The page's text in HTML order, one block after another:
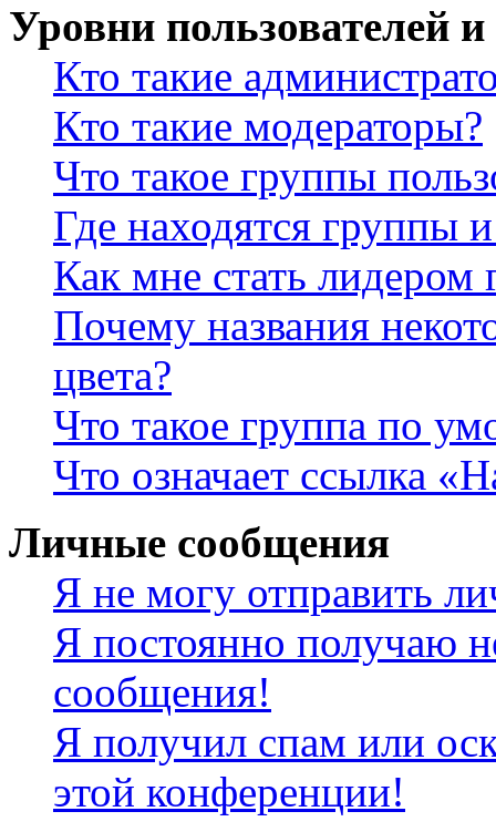
Уровни пользователей
Кто такие
Кто такие модераторы?
Что такое группы
Где находятся группы
Как мне стать лидером
Почему названия
цвета?
Что такое группа по
Что означает ссылка
Личные сообщения
Я не могу отправить
Я постоянно получаю
сообщения!
Я получил спам или
этой конференции!